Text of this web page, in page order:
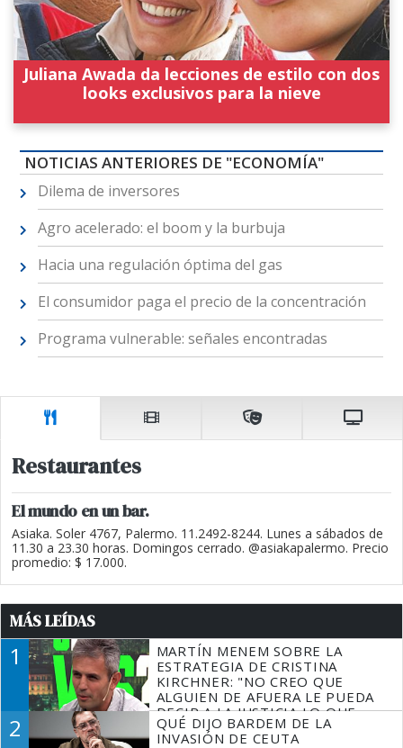
Juliana Awada da lecciones de estilo con dos
looks exclusivos para la nieve
NOTICIAS ANTERIORES DE "ECONOMÍA"
Dilema de inversores
Agro acelerado: el boom y la burbuja
Hacia una regulación óptima del gas
El consumidor paga el precio de la concentración
Programa vulnerable: señales encontradas
Restaurantes
El mundo en un bar.
Asiaka. Soler 4767, Palermo. 11.2492-8244. Lunes a sábados de
11.30 a 23.30 horas. Domingos cerrado. @asiakapalermo. Precio
promedio: $ 17.000.
MÁS LEÍDAS
1
MARTÍN MENEM SOBRE LA
ESTRATEGIA DE CRISTINA
KIRCHNER: "NO CREO QUE
ALGUIEN DE AFUERA LE PUEDA
DECIR A LA JUSTICIA LO QUE
TIENE QUE HACER"
2
QUÉ DIJO BARDEM DE LA
INVASIÓN DE CEUTA